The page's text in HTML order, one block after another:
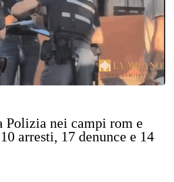
nei campi rom e
arresti, 17 denunce e 14